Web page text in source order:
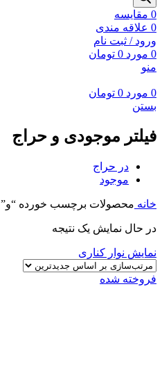
0 مقايسه
0 علاقه مندی
ورود / ثبت نام
0 مورد 0 تومان
منو
0 مورد 0 تومان
بستن
فیلتر موجودی و حراج
در حراج
موجود
خانه محصولات برچسب خورده “و”
در حال نمایش یک نتیجه
نمایش نوار کناری
فروخته شده